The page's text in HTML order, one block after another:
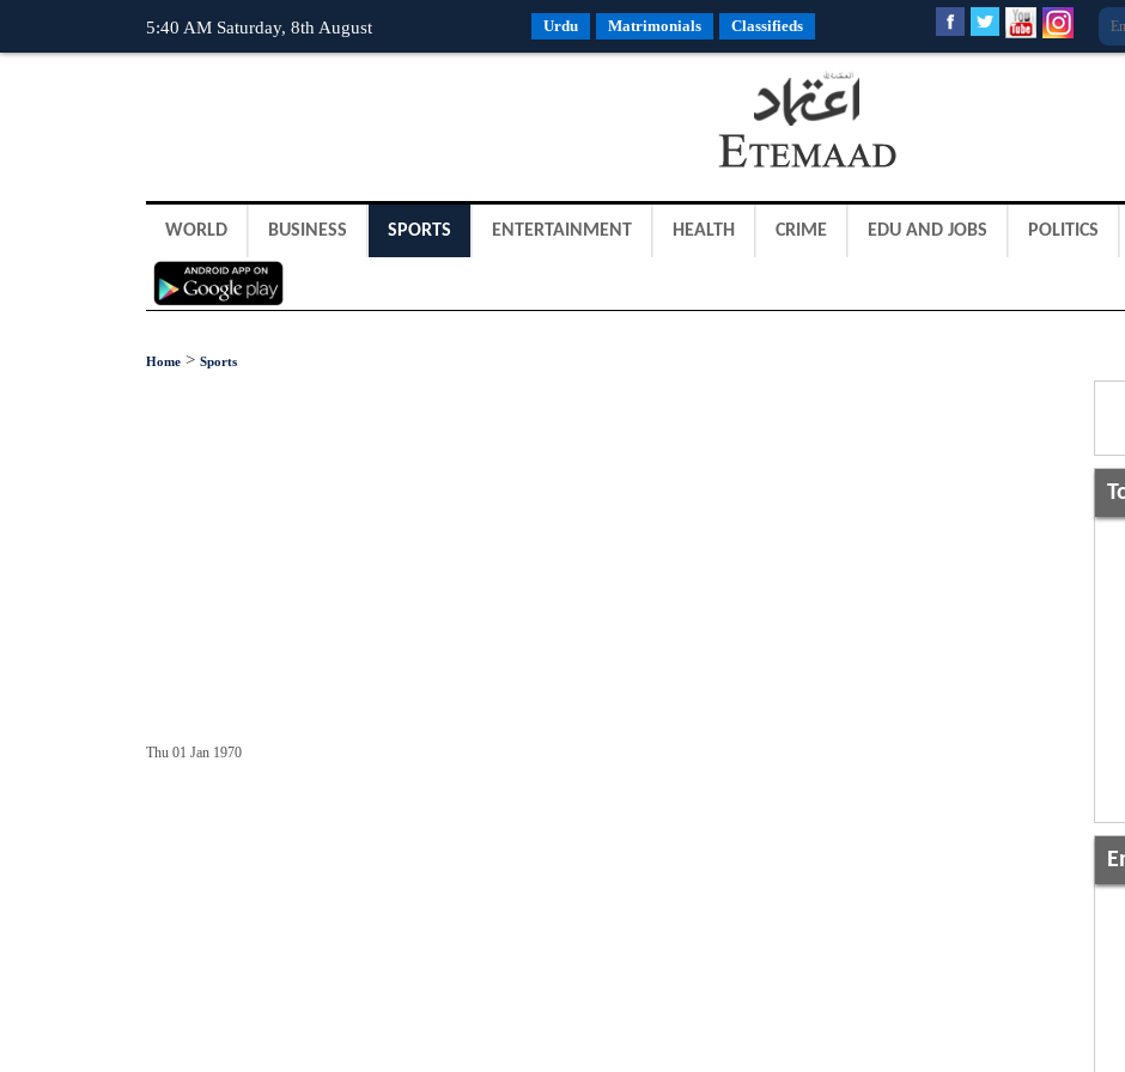
5:40 AM Saturday, 8th August Urdu Matrimonials Classifieds
WORLD BUSINESS SPORTS ENTERTAINMENT HEALTH CRIME EDU AND JOBS POLITICS
Home > Sports
Thu 01 Jan 1970